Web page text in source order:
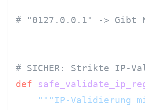
# "0127.0.0.1" -> Gibt
# SICHER: Strikte IP-
def
"""IP-Validierung